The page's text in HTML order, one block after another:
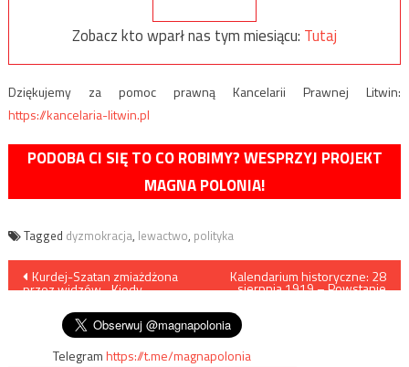
Zobacz kto wparł nas tym miesiącu: Tutaj
Dziękujemy za pomoc prawną Kancelarii Prawnej Litwin:
https://kancelaria-litwin.pl
PODOBA CI SIĘ TO CO ROBIMY? WESPRZYJ PROJEKT
MAGNA POLONIA!
Tagged dyzmokracja, lewactwo, polityka
Nawigacja
wpisu
Kurdej-Szatan zmiażdżona
przez widzów. „Kiedy
Kalendarium historyczne: 28
sierpnia 1919 – Powstanie
Telegramhttps://t.me/magnapolonia